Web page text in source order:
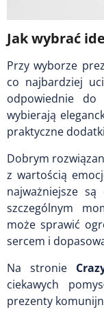
Jak wybrać
Przy wyborze
co najbardziej
odpowiednie do
wybierają
praktyczne
Dobrym
z wartością
najważniejsze
szczególnym
może sprawić
sercem i
Na stronie
ciekawych
prezenty